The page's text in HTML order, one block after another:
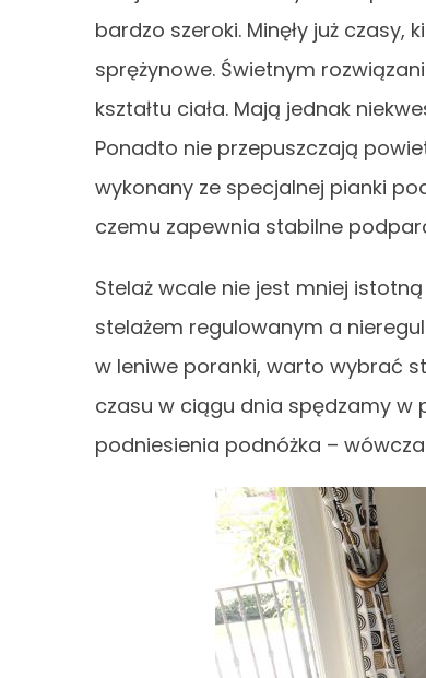
bardzo szeroki. Minęły już
sprężynowe. Świetnym
kształtu ciała. Mają jednak
Ponadto nie przepuszczają
wykonany ze specjalnej pianki
czemu zapewnia stabilne
Stelaż wcale nie jest mniej
stelażem regulowanym a
w leniwe poranki, warto wybrać
czasu w ciągu dnia spędzamy w
podniesienia podnóżka –